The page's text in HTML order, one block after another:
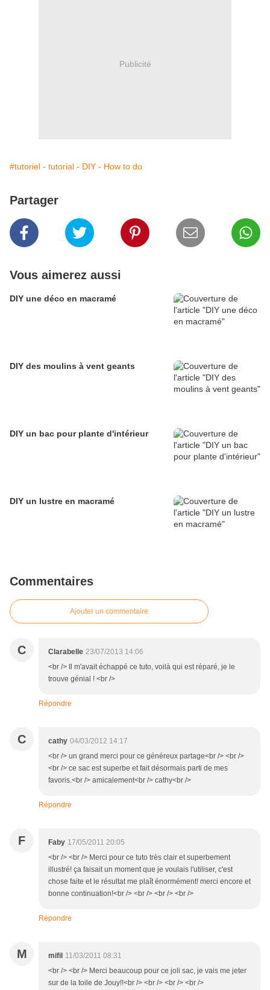
Publicité
#tutoriel - tutorial - DIY - How to do
Partager
Vous aimerez aussi
DIY une déco en macramé
DIY des moulins à vent geants
DIY un bac pour plante d'intérieur
DIY un lustre en macramé
Commentaires
Ajouter un commentaire
C Clarabelle 23/07/2013 14:06
<br /> Il m'avait échappé ce tuto, voilà qui est réparé, je le
trouve génial ! <br />
Répondre
C cathy 04/03/2012 14:17
<br /> un grand merci pour ce généreux partage<br /> <br />
<br /> ce sac est superbe et fait désormais parti de mes
favoris.<br /> amicalement<br /> cathy<br />
Répondre
F Faby 17/05/2011 20:05
<br /> <br /> Merci pour ce tuto très clair et superbement
illustré! ça faisait un moment que je voulais l'utiliser, c'est
chose faite et le résultat me plaît énormément! merci encore et
bonne continuation!<br /> <br /> <br /> <br />
Répondre
M mifil 11/03/2011 08:31
<br /> <br /> Merci beaucoup pour ce joli sac, je vais me jeter
sur de la toile de Jouy!!<br /> <br /> <br /> <br />